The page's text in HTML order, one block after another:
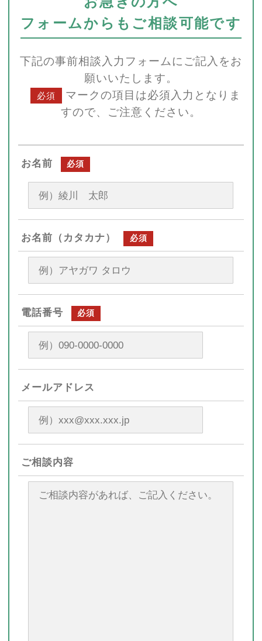
フォームからもご相談可能です
下記の事前相談入力フォームにご記入をお
願いいたします。
必須
マークの項目は必須入力となりま
すので、ご注意ください。
お名前 必須
お名前（カタカナ） 必須
電話番号 必須
メールアドレス
ご相談内容